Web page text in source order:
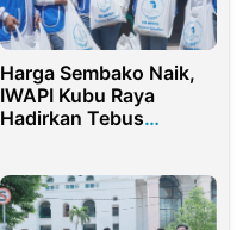
Harga Sembako Naik,
IWAPI Kubu Raya
Hadirkan Tebus